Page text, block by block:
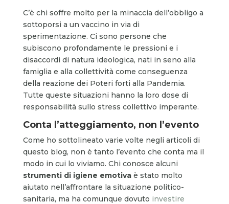
C’è chi soffre molto per la minaccia dell’obbligo a
sottoporsi a un vaccino in via di
sperimentazione. Ci sono persone che
subiscono profondamente le pressioni e i
disaccordi di natura ideologica, nati in seno alla
famiglia e alla collettività come conseguenza
della reazione dei Poteri forti alla Pandemia.
Tutte queste situazioni hanno la loro dose di
responsabilità sullo stress collettivo imperante.
Conta l’atteggiamento, non l’evento
Come ho sottolineato varie volte negli articoli di
questo blog, non è tanto l’evento che conta ma il
modo in cui lo viviamo. Chi conosce alcuni
strumenti di igiene emotivaè stato molto
aiutato nell’affrontare la situazione politico-
sanitaria, ma ha comunque dovuto investire